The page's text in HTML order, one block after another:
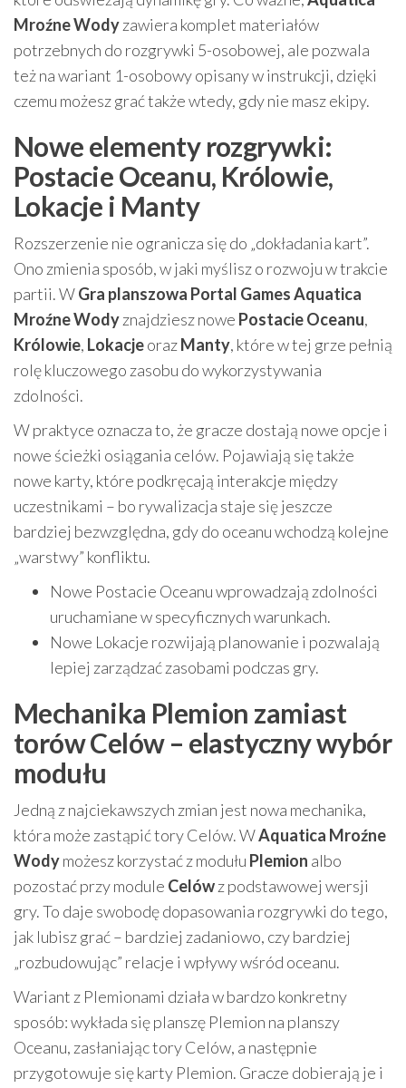
Mroźne Wodyzawiera komplet materiałów
potrzebnych do rozgrywki 5-osobowej, ale pozwala
też na wariant 1-osobowy opisany w instrukcji, dzięki
czemu możesz grać także wtedy, gdy nie masz ekipy.
Nowe elementy rozgrywki:
Postacie Oceanu, Królowie,
Lokacje i Manty
Rozszerzenie nie ogranicza się do „dokładania kart”.
Ono zmienia sposób, w jaki myślisz o rozwoju w trakcie
partii. WGra planszowa Portal Games Aquatica
Mroźne Wodyznajdziesz nowe Postacie Oceanu,
Królowie, LokacjeorazManty, które w tej grze pełnią
rolę kluczowego zasobu do wykorzystywania
zdolności.
W praktyce oznacza to, że gracze dostają nowe opcje i
nowe ścieżki osiągania celów. Pojawiają się także
nowe karty, które podkręcają interakcje między
uczestnikami – bo rywalizacja staje się jeszcze
bardziej bezwzględna, gdy do oceanu wchodzą kolejne
„warstwy” konfliktu.
Nowe Postacie Oceanu wprowadzają zdolności
uruchamiane w specyficznych warunkach.
Nowe Lokacje rozwijają planowanie i pozwalają
lepiej zarządzać zasobami podczas gry.
Mechanika Plemion zamiast
torów Celów – elastyczny wybór
modułu
Jedną z najciekawszych zmian jest nowa mechanika,
która może zastąpić tory Celów. WAquatica Mroźne
Wodymożesz korzystać z modułu Plemion albo
pozostać przy module Celówz podstawowej wersji
gry. To daje swobodę dopasowania rozgrywki do tego,
jak lubisz grać – bardziej zadaniowo, czy bardziej
„rozbudowując” relacje i wpływy wśród oceanu.
Wariant z Plemionami działa w bardzo konkretny
sposób: wykłada się planszę Plemion na planszy
Oceanu, zasłaniając tory Celów, a następnie
przygotowuje się karty Plemion. Gracze dobierają je i